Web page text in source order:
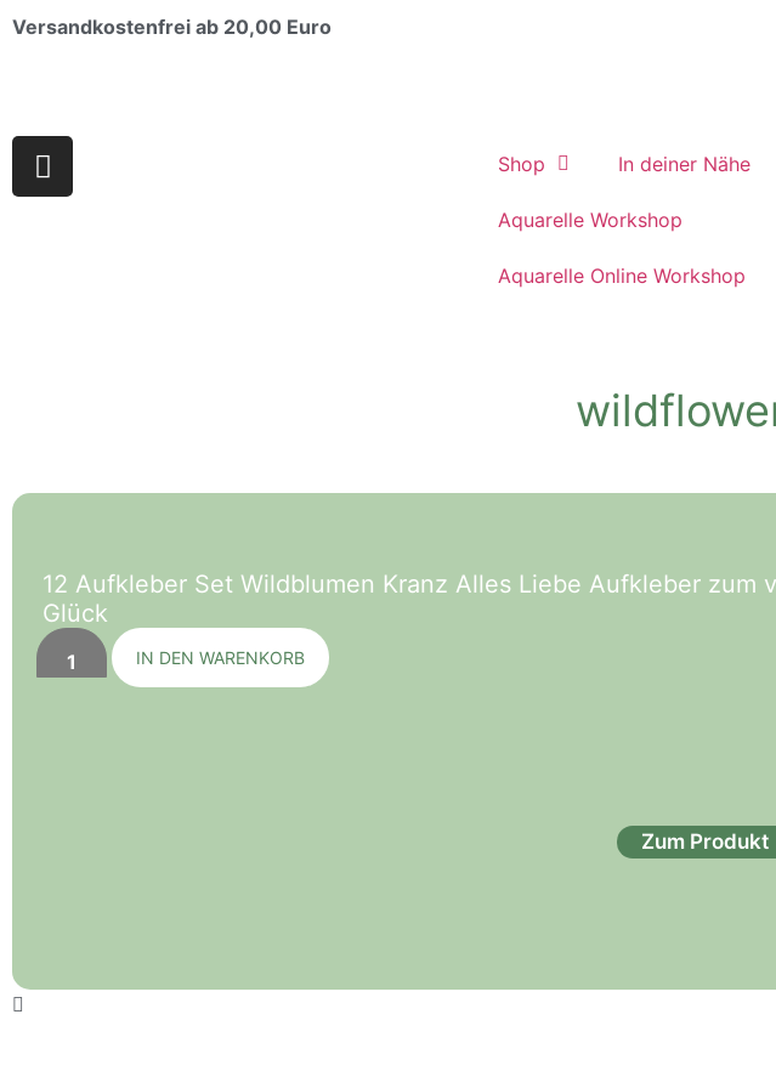
Versandkostenfrei ab 20,00 Euro
Shop In deiner Nähe
Aquarelle Workshop
Aquarelle Online Workshop
12 Aufkleber Set Wildblumen Kranz Alles Liebe Aufkleber
Glück
IN DEN WARENKORB
Zum Produkt